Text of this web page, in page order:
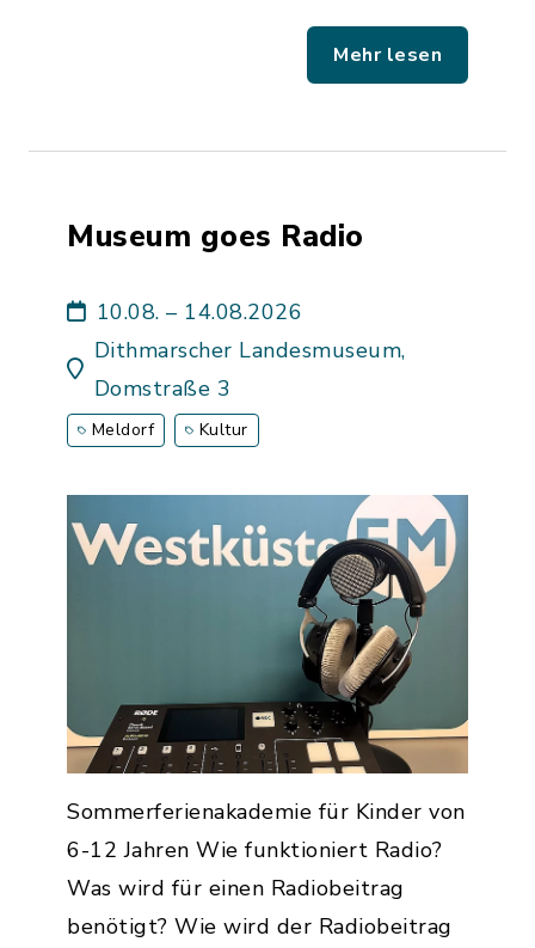
Mehr lesen
Museum goes Radio
10.08. – 14.08.2026
Dithmarscher Landesmuseum,
Domstraße 3
Meldorf Kultur
Sommerferienakademie für Kinder von
6-12 Jahren Wie funktioniert Radio?
Was wird für einen Radiobeitrag
benötigt? Wie wird der Radiobeitrag